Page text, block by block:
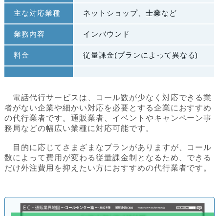
主な対応業種 ネットショップ、士業など
業務内容 インバウンド
料金 従量課金(プランによって異なる)
電話代行サービスは、コール数が少なく対応できる業
者がない企業や細かい対応を必要とする企業におすすめ
の代行業者です。通販業者、イベントやキャンペーン事
務局などの幅広い業種に対応可能です。
目的に応じてさまざまなプランがありますが、コール
数によって費用が変わる従量課金制となるため、できる
だけ外注費用を抑えたい方におすすめの代行業者です。